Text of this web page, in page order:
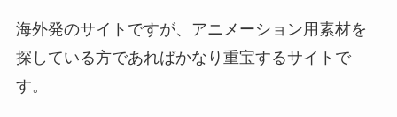
海外発のサイトですが、アニメーション用素材を
探している方であればかなり重宝するサイトで
す。